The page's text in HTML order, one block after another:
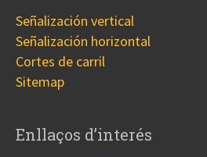
Señalización vertical
Señalización horizontal
Cortes de carril
Sitemap
Enllaços d’interés